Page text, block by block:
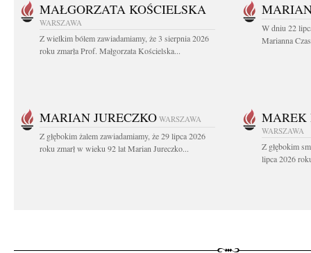
MAŁGORZATA KOŚCIELSKA
WARSZAWA
Z wielkim bólem zawiadamiamy, że 3 sierpnia 2026
roku zmarła Prof. Małgorzata Kościelska...
W dniu 22
Marianna
MARIAN JURECZKO WARSZAWA
Z głębokim żalem zawiadamiamy, że 29 lipca 2026
roku zmarł w wieku 92 lat Marian Jureczko...
MAREK
WARSZAWA
Z głębokim
lipca 2026